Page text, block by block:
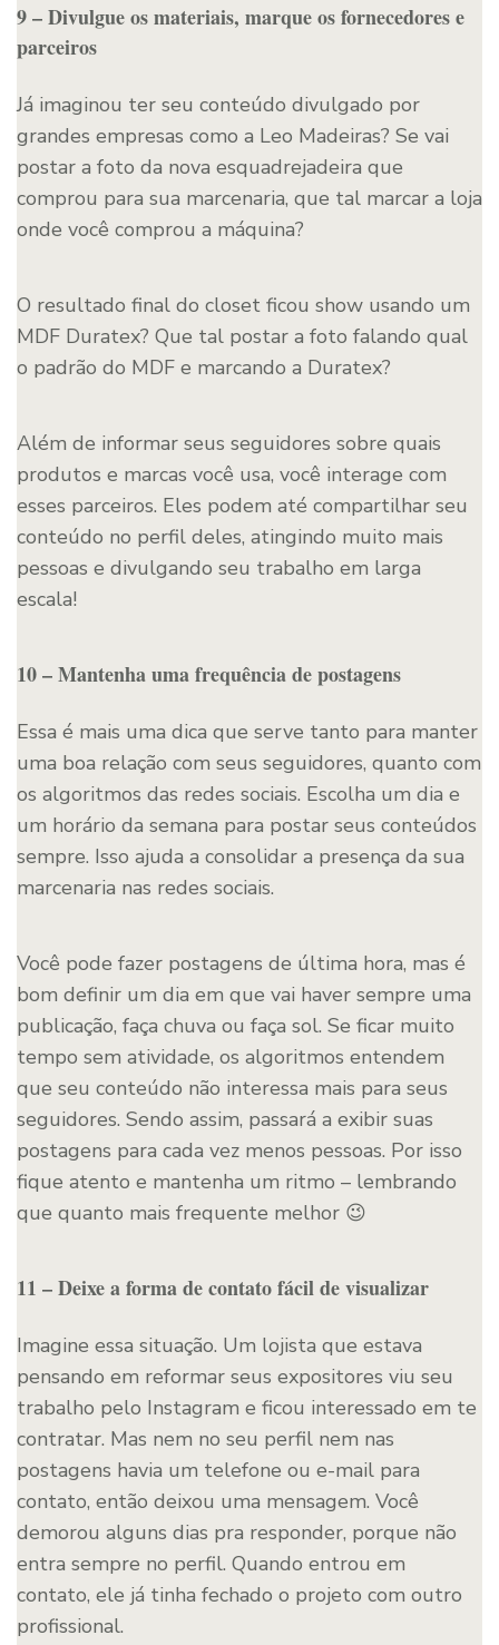
9 – Divulgue os materiais, marque os fornecedores e
parceiros
Já imaginou ter seu conteúdo divulgado por
grandes empresas como a Leo Madeiras? Se vai
postar a foto da nova esquadrejadeira que
comprou para sua marcenaria, que tal marcar a loja
onde você comprou a máquina?
O resultado final do closet ficou show usando um
MDF Duratex? Que tal postar a foto falando qual
o padrão do MDF e marcando a Duratex?
Além de informar seus seguidores sobre quais
produtos e marcas você usa, você interage com
esses parceiros. Eles podem até compartilhar seu
conteúdo no perfil deles, atingindo muito mais
pessoas e divulgando seu trabalho em larga
escala!
10 – Mantenha uma frequência de postagens
Essa é mais uma dica que serve tanto para manter
uma boa relação com seus seguidores, quanto com
os algoritmos das redes sociais. Escolha um dia e
um horário da semana para postar seus conteúdos
sempre. Isso ajuda a consolidar a presença da sua
marcenaria nas redes sociais.
Você pode fazer postagens de última hora, mas é
bom definir um dia em que vai haver sempre uma
publicação, faça chuva ou faça sol. Se ficar muito
tempo sem atividade, os algoritmos entendem
que seu conteúdo não interessa mais para seus
seguidores. Sendo assim, passará a exibir suas
postagens para cada vez menos pessoas. Por isso
fique atento e mantenha um ritmo – lembrando
que quanto mais frequente melhor 😉
11 – Deixe a forma de contato fácil de visualizar
Imagine essa situação. Um lojista que estava
pensando em reformar seus expositores viu seu
trabalho pelo Instagram e ficou interessado em te
contratar. Mas nem no seu perfil nem nas
postagens havia um telefone ou e-mail para
contato, então deixou uma mensagem. Você
demorou alguns dias pra responder, porque não
entra sempre no perfil. Quando entrou em
contato, ele já tinha fechado o projeto com outro
profissional.